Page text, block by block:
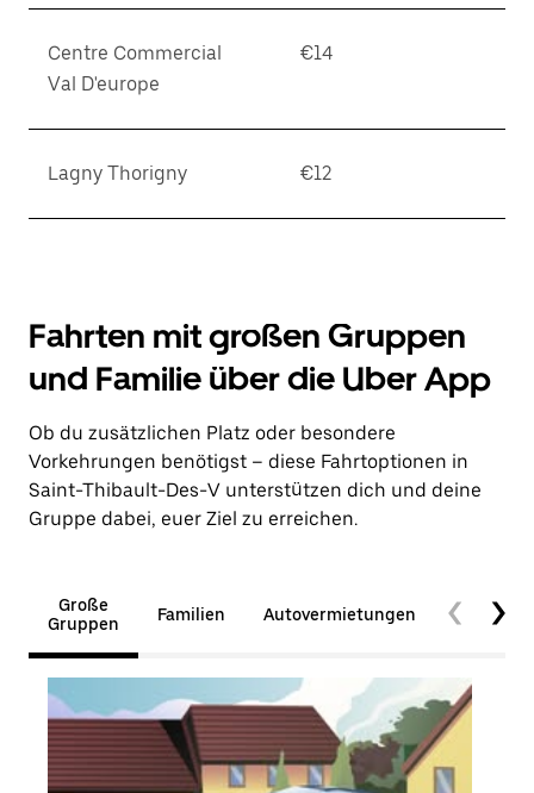
Centre Commercial
Val D'europe
€14
Lagny Thorigny €12
Fahrten mit großen Gruppen
und Familie über die Uber App
Ob du zusätzlichen Platz oder besondere
Vorkehrungen benötigst – diese Fahrtoptionen in
Saint-Thibault-Des-V unterstützen dich und deine
Gruppe dabei, euer Ziel zu erreichen.
Große
Gruppen
Familien Autovermietungen